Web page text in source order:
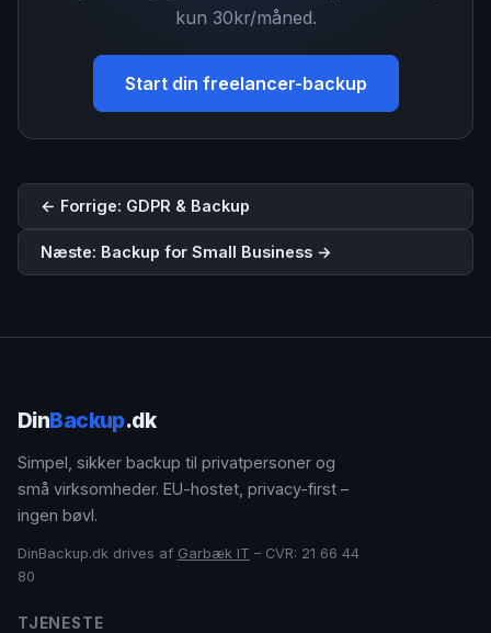
kun 30kr/måned.
Start din freelancer-backup
← Forrige: GDPR & Backup
Næste: Backup for Small Business →
DinBackup.dk
Simpel, sikker backup til privatpersoner og
små virksomheder. EU-hostet, privacy-first –
ingen bøvl.
DinBackup.dk drives af Garbæk IT – CVR: 21 66 44
80
TJENESTE